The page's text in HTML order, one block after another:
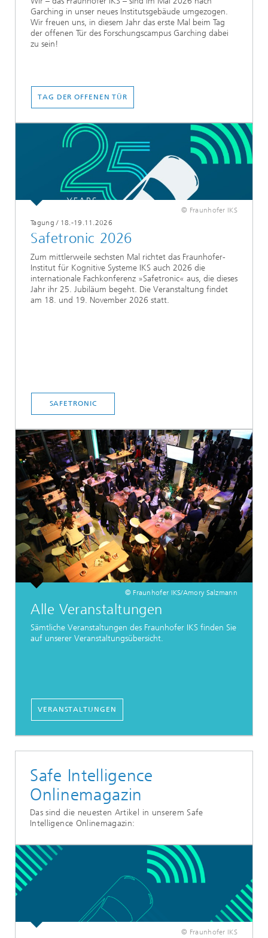
Garching in unser neues Institutsgebäude umgezogen.
Wir freuen uns, in diesem Jahr das erste Mal beim Tag
der offenen Tür des Forschungscampus Garching dabei
zu sein!
TAG DER OFFENEN TÜR
© Fraunhofer IKS
Tagung / 18.-19.11.2026
Safetronic 2026
Zum mittlerweile sechsten Mal richtet das Fraunhofer-
Institut für Kognitive Systeme IKS auch 2026 die
internationale Fachkonferenz »Safetronic« aus, die dieses
Jahr ihr 25. Jubiläum begeht. Die Veranstaltung findet
am 18. und 19. November 2026 statt.
SAFETRONIC
© Fraunhofer IKS/Amory Salzmann
Alle Veranstaltungen
Sämtliche Veranstaltungen des Fraunhofer IKS finden Sie
auf unserer Veranstaltungsübersicht.
VERANSTALTUNGEN
Safe Intelligence
Onlinemagazin
Das sind die neuesten Artikel in unserem Safe
Intelligence Onlinemagazin:
© Fraunhofer IKS